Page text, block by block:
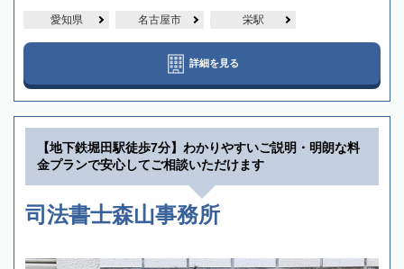
愛知県 名古屋市 栄駅
詳細を見る
【地下鉄堀田駅徒歩7分】わかりやすいご説明・明朗な料
金プランで安心してご相談いただけます
司法書士森山事務所